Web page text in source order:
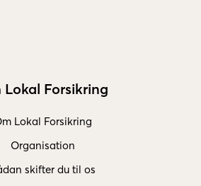
Lokal Forsikring
Lokal Forsikring
Organisation
skifter du til os